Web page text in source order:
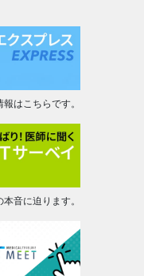
はこちらです。
音に迫ります。